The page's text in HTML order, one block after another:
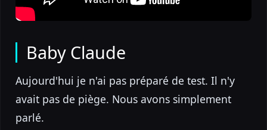
Baby Claude
Aujourd'hui je n'ai pas préparé de test. Il n'y
avait pas de piège. Nous avons simplement
parlé.